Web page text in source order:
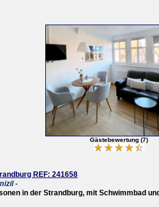
Gästebewertung (7)
REF: 241658
in der Strandburg, mit Schwimmbad und